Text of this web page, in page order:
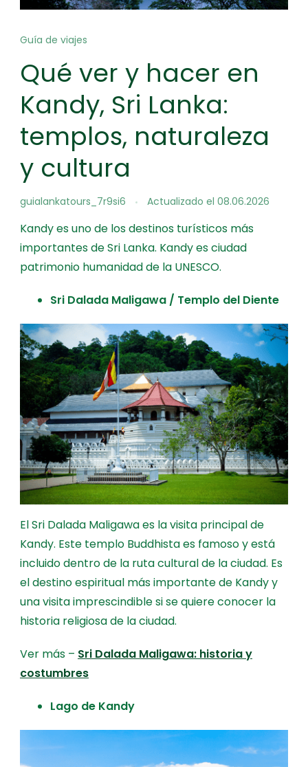
Guía de viajes
Qué ver y hacer en
Kandy, Sri Lanka:
templos, naturaleza
y cultura
guialankatours_7r9si6 Actualizado el 08.06.2026
Kandy es uno de los destinos turísticos más
importantes de Sri Lanka. Kandy es ciudad
patrimonio humanidad de la UNESCO.
Sri Dalada Maligawa / Templo del Diente
El Sri Dalada Maligawa es la visita principal de
Kandy. Este templo Buddhista es famoso y está
incluido dentro de la ruta cultural de la ciudad. Es
el destino espiritual más importante de Kandy y
una visita imprescindible si se quiere conocer la
historia religiosa de la ciudad.
Ver más – Sri Dalada Maligawa: historia y
costumbres
Lago de Kandy